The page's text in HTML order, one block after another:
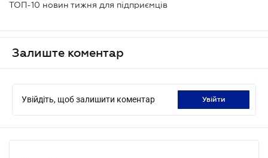
ТОП-10 новин тижня для підприємців
Залиште коментар
Увійдіть, щоб залишити коментар увійти